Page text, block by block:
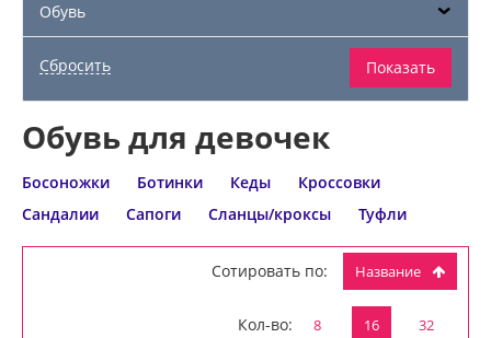
Обувь
Обувь для девочек
Босоножки Ботинки Кеды
Кроссовки
Сандалии
Сапоги Сланцы/кроксы Туфли
Сотировать по: Название
Кол-во: 8 16 32